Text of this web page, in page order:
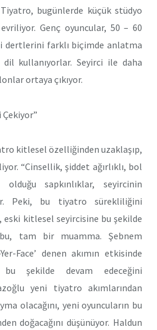
bugünlerde küçük stüdyo
Genç oyuncular, 50 – 60
dertlerini farklı biçimde anlatma
dil kullanıyorlar. Seyirci ile daha
ortaya çıkıyor.
Çekiyor”
kitlesel özelliğinden uzaklaşıp,
“Cinsellik, şiddet ağırlıklı, bol
olduğu sapkınlıklar, seyircinin
Peki, bu tiyatro sürekliliğini
kitlesel seyircisine bu şekilde
tam bir muamma. Şebnem
Face’ denen akımın etkisinde
şekilde devam edeceğini
yeni tiyatro akımlarından
olacağını, yeni oyuncuların bu
doğacağını düşünüyor. Haldun